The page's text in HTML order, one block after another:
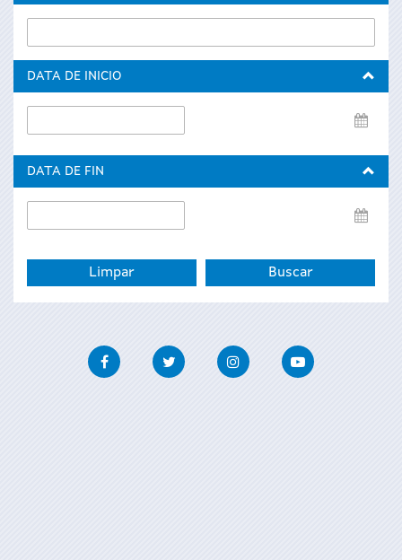
DATA DE INICIO
de
DATA DE FIN
de
FacebookTwitter InstagramYoutube